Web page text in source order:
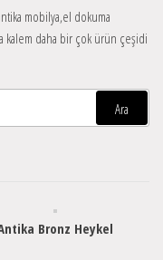
mobilya,el dokuma
kalem daha bir çok ürün çeşidi
Bronz Heykel